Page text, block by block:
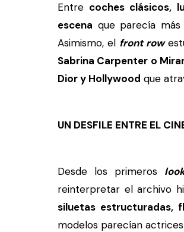
Entre coches clásicos,
escena que parecía
Asimismo, el front row
Sabrina Carpenter o
Dior y Hollywood que
UN DESFILE ENTRE EL
Desde los primeros
reinterpretar el archivo
siluetas estructuradas,
modelos parecían